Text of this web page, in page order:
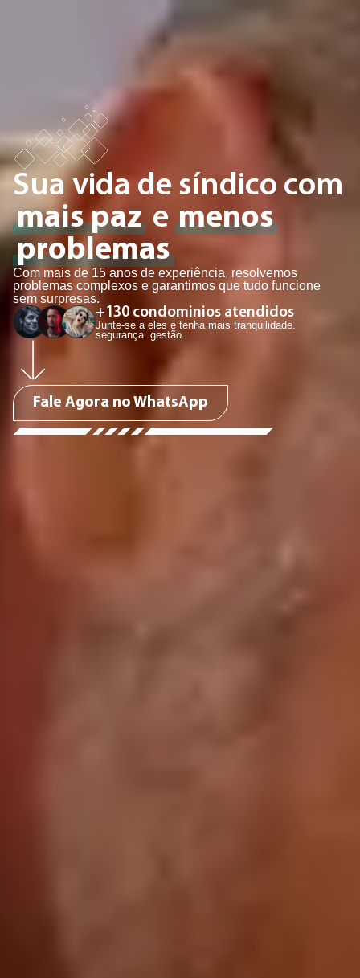
Sua vida de síndico com
mais paze menos
problemas
Com mais de 15 anos de experiência, resolvemos
problemas complexos e garantimos que tudo funcione
sem surpresas.
Junte-se a eles e tenha mais tranquilidade.
segurança. gestão.
+130 condominios atendidos
Fale Agora no WhatsApp